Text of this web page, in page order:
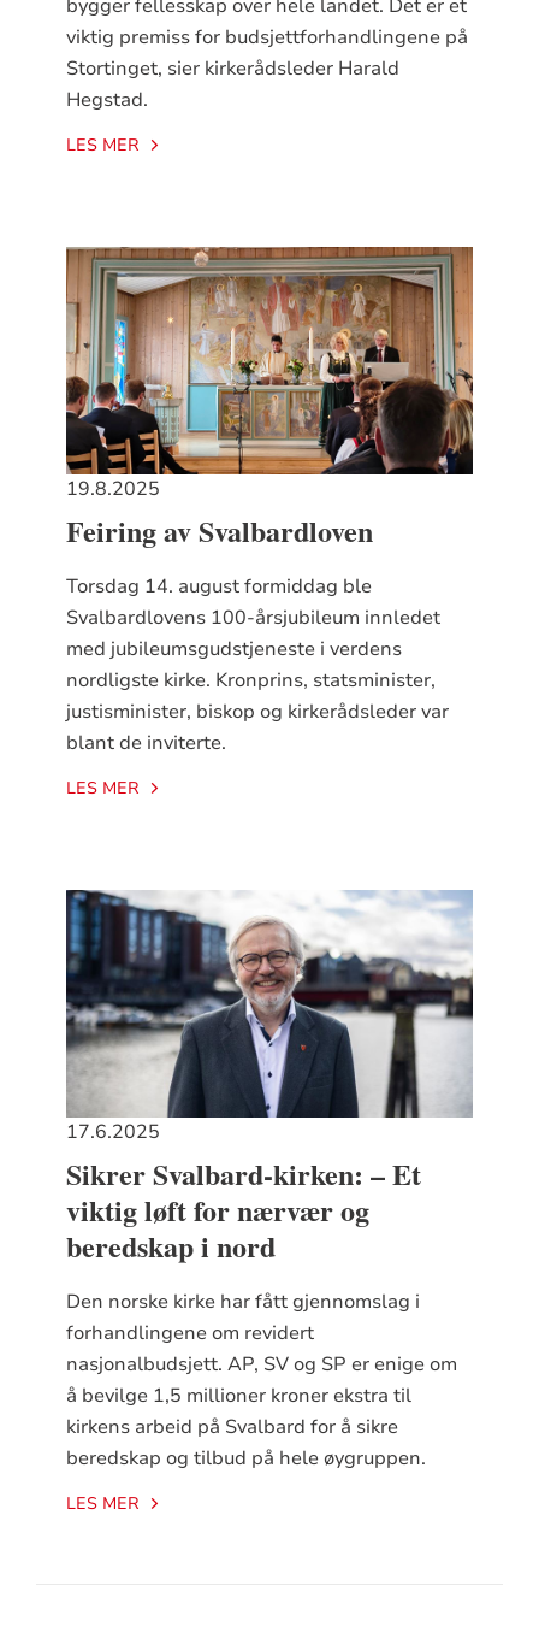
bygger fellesskap over hele landet. Det er et
viktig premiss for budsjettforhandlingene på
Stortinget, sier kirkerådsleder Harald
Hegstad.
LES MER
19.8.2025
Feiring av Svalbardloven
Torsdag 14. august formiddag ble
Svalbardlovens 100-årsjubileum innledet
med jubileumsgudstjeneste i verdens
nordligste kirke. Kronprins, statsminister,
justisminister, biskop og kirkerådsleder var
blant de inviterte.
LES MER
17.6.2025
Sikrer Svalbard-kirken: – Et
viktig løft for nærvær og
beredskap i nord
Den norske kirke har fått gjennomslag i
forhandlingene om revidert
nasjonalbudsjett. AP, SV og SP er enige om
å bevilge 1,5 millioner kroner ekstra til
kirkens arbeid på Svalbard for å sikre
beredskap og tilbud på hele øygruppen.
LES MER